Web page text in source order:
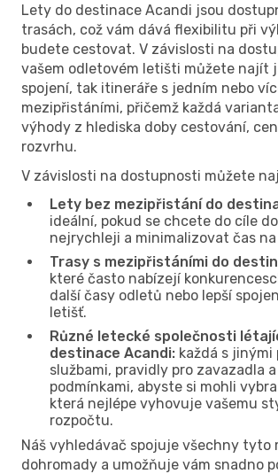
Lety do destinace Acandi jsou
trasách, což vám dává flexibilitu při
budete cestovat. V závislosti na
vašem odletovém letišti můžete najít
spojení, tak itineráře s jedním nebo
mezipřistáními, přičemž každá
výhody z hlediska doby cestování,
rozvrhu.
V závislosti na dostupnosti můžete
Lety bez mezipřistání do
ideální, pokud se chcete do cíle
nejrychleji a minimalizovat čas
Trasy s mezipřistáními do
které často nabízejí
další časy odletů nebo lepší
letišť.
Různé letecké společnosti
destinace Acandi: každá s jinými
službami, pravidly pro zavazadla
podmínkami, abyste si mohli
která nejlépe vyhovuje vašemu
rozpočtu.
Náš vyhledávač spojuje všechny tyto
dohromady a umožňuje vám snadno